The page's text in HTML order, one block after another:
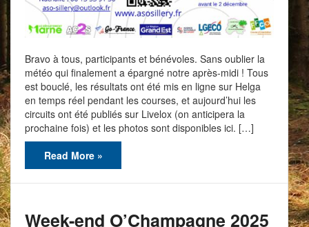
Bravo à tous, participants et bénévoles. Sans oublier la
météo qui finalement a épargné notre après-midi ! Tous
est bouclé, les résultats ont été mis en ligne sur Helga
en temps réel pendant les courses, et aujourd’hui les
circuits ont été publiés sur Livelox (on anticipera la
prochaine fois) et les photos sont disponibles ici. […]
Read More »
Week-end O’Champagne 2025